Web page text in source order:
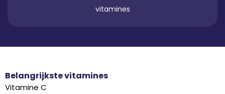
vitamines
Belangrijkste vitamines
Vitamine C